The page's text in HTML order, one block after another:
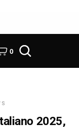
0
2025,